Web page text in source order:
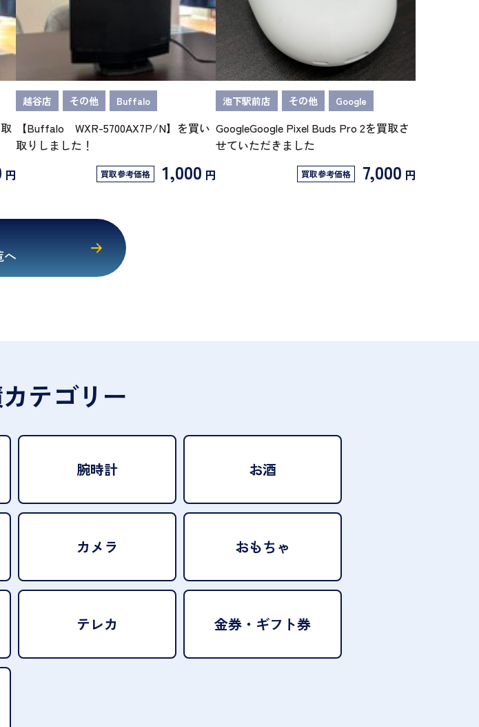
円
越谷店 その他 Buffalo
【Buffalo WXR-5700AX7P/N】を買い
取りしました！
買取参考価格 1,000 円
池下駅前店 その他 Google
GoogleGoogle Pixel Buds Pro 2を買取さ
せていただきました
買取参考価格 7,000 円
へ
テゴリー
腕時計 お酒
カメラ おもちゃ
テレカ 金券・ギフト券